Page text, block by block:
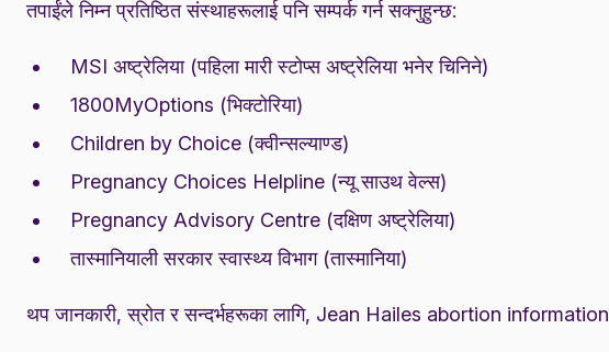
तपाईंले निम्न प्रतिष्ठित संस्थाहरूलाई पनि सम्पर्क गर्न सक्नुहुन्छ:
MSI अष्ट्रेलिया (पहिला मारी स्टोप्स अष्ट्रेलिया भनेर चिनिने)
1800MyOptions (भिक्टोरिया)
Children by Choice (क्वीन्सल्याण्ड)
Pregnancy Choices Helpline (न्यू साउथ वेल्स)
Pregnancy Advisory Centre (दक्षिण अष्ट्रेलिया)
तास्मानियाली सरकार स्वास्थ्य विभाग (तास्मानिया)
थप जानकारी, स्रोत र सन्दर्भहरूका लागि, Jean Hailes abortion information